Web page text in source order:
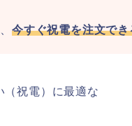
今すぐ祝電を注文で
（祝電）に最適な